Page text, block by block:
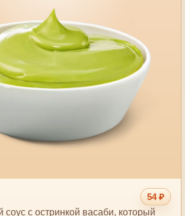
54 ₽
соус с остринкой васаби, который